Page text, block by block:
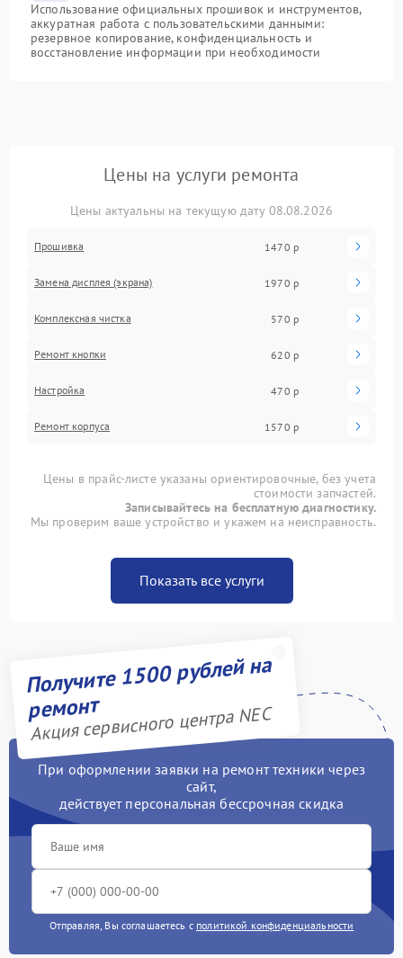
Использование официальных прошивок и инструментов,
аккуратная работа с пользовательскими данными:
резервное копирование, конфиденциальность и
восстановление информации при необходимости
Цены на услуги ремонта
Цены актуальны на текущую дату 08.08.2026
Прошивка 1470 р
Замена дисплея (экрана) 1970 р
Комплексная чистка 570 р
Ремонт кнопки 620 р
Настройка 470 р
Ремонт корпуса 1570 р
Цены в прайс-листе указаны ориентировочные, без учета
стоимости запчастей.
Записывайтесь на бесплатную диагностику.
Мы проверим ваше устройство и укажем на неисправность.
Показать все услуги
Получите 1500 рублей на
ремонт
Акция сервисного центра NEC
При оформлении заявки на ремонт техники через
сайт,
действует персональная бессрочная скидка
Отправляя, Вы соглашаетесь с политикой конфиденциальности